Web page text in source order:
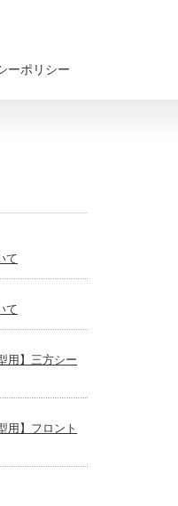
ーポリシー
て
て
用】三方シー
用】フロント